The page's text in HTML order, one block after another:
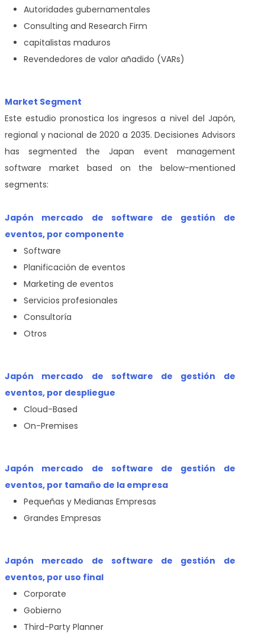
Autoridades gubernamentales
Consulting and Research Firm
capitalistas maduros
Revendedores de valor añadido (VARs)
Market Segment
Este estudio pronostica los ingresos a nivel del Japón,
regional y nacional de 2020 a 2035. Decisiones Advisors
has segmented the Japan event management
software market based on the below-mentioned
segments:
Japón mercado de software de gestión de
eventos, por componente
Software
Planificación de eventos
Marketing de eventos
Servicios profesionales
Consultoría
Otros
Japón mercado de software de gestión de
eventos, por despliegue
Cloud-Based
On-Premises
Japón mercado de software de gestión de
eventos, por tamaño de la empresa
Pequeñas y Medianas Empresas
Grandes Empresas
Japón mercado de software de gestión de
eventos, por uso final
Corporate
Gobierno
Third-Party Planner